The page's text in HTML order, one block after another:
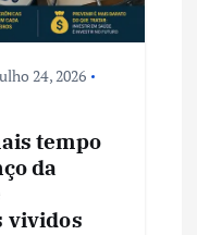
24, 2026
tempo
da
vividos